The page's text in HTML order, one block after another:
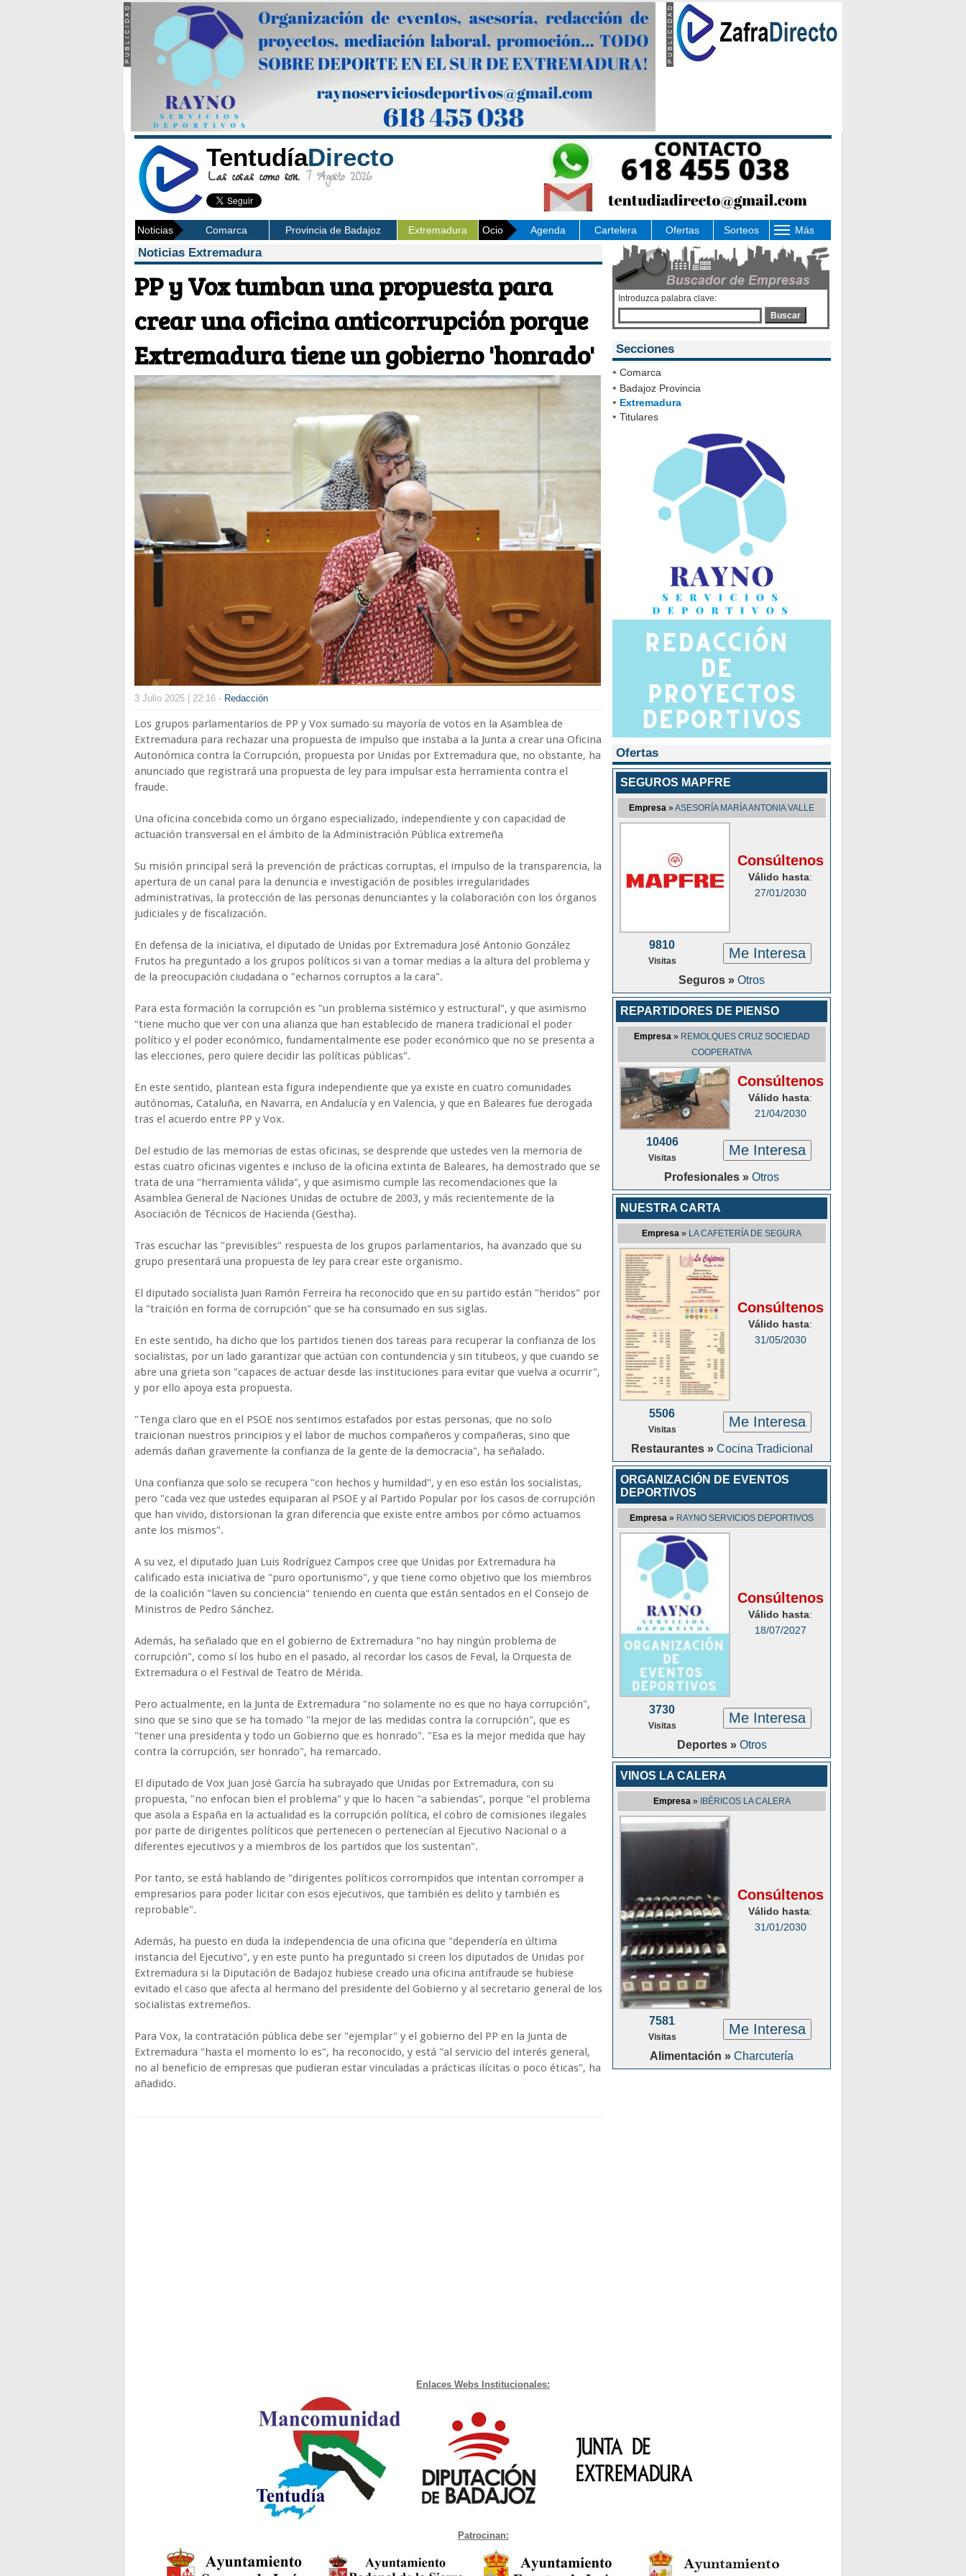
TentudíaDirecto
Las cosas como son. 7 Agosto 2026
Noticias Comarca Provincia de Badajoz Extremadura Ocio Agenda Cartelera Ofertas Sorteos Más
Noticias Extremadura
PP y Vox tumban una propuesta para
crear una oficina anticorrupción porque
Extremadura tiene un gobierno 'honrado'
3 Julio 2025 | 22:16 - Redacción
Los grupos parlamentarios de PP y Vox sumado su mayoría de votos en la Asamblea de
Extremadura para rechazar una propuesta de impulso que instaba a la Junta a crear una Oficina
Autonómica contra la Corrupción, propuesta por Unidas por Extremadura que, no obstante, ha
anunciado que registrará una propuesta de ley para impulsar esta herramienta contra el
fraude.
Una oficina concebida como un órgano especializado, independiente y con capacidad de
actuación transversal en el ámbito de la Administración Pública extremeña
Su misión principal será la prevención de prácticas corruptas, el impulso de la transparencia, la
apertura de un canal para la denuncia e investigación de posibles irregularidades
administrativas, la protección de las personas denunciantes y la colaboración con los órganos
judiciales y de fiscalización.
En defensa de la iniciativa, el diputado de Unidas por Extremadura José Antonio González
Frutos ha preguntado a los grupos políticos si van a tomar medias a la altura del problema y
de la preocupación ciudadana o "echarnos corruptos a la cara".
Para esta formación la corrupción es "un problema sistémico y estructural", y que asimismo
"tiene mucho que ver con una alianza que han establecido de manera tradicional el poder
político y el poder económico, fundamentalmente ese poder económico que no se presenta a
las elecciones, pero quiere decidir las políticas públicas".
En este sentido, plantean esta figura independiente que ya existe en cuatro comunidades
autónomas, Cataluña, en Navarra, en Andalucía y en Valencia, y que en Baleares fue derogada
tras el acuerdo entre PP y Vox.
Del estudio de las memorias de estas oficinas, se desprende que ustedes ven la memoria de
estas cuatro oficinas vigentes e incluso de la oficina extinta de Baleares, ha demostrado que se
trata de una "herramienta válida", y que asimismo cumple las recomendaciones que la
Asamblea General de Naciones Unidas de octubre de 2003, y más recientemente de la
Asociación de Técnicos de Hacienda (Gestha).
Tras escuchar las "previsibles" respuesta de los grupos parlamentarios, ha avanzado que su
grupo presentará una propuesta de ley para crear este organismo.
El diputado socialista Juan Ramón Ferreira ha reconocido que en su partido están "heridos" por
la "traición en forma de corrupción" que se ha consumado en sus siglas.
En este sentido, ha dicho que los partidos tienen dos tareas para recuperar la confianza de los
socialistas, por un lado garantizar que actúan con contundencia y sin titubeos, y que cuando se
abre una grieta son "capaces de actuar desde las instituciones para evitar que vuelva a ocurrir",
y por ello apoya esta propuesta.
"Tenga claro que en el PSOE nos sentimos estafados por estas personas, que no solo
traicionan nuestros principios y el labor de muchos compañeros y compañeras, sino que
además dañan gravemente la confianza de la gente de la democracia", ha señalado.
Una confianza que solo se recupera "con hechos y humildad", y en eso están los socialistas,
pero "cada vez que ustedes equiparan al PSOE y al Partido Popular por los casos de corrupción
que han vivido, distorsionan la gran diferencia que existe entre ambos por cómo actuamos
ante los mismos".
A su vez, el diputado Juan Luis Rodríguez Campos cree que Unidas por Extremadura ha
calificado esta iniciativa de "puro oportunismo", y que tiene como objetivo que los miembros
de la coalición "laven su conciencia" teniendo en cuenta que están sentados en el Consejo de
Ministros de Pedro Sánchez.
Además, ha señalado que en el gobierno de Extremadura "no hay ningún problema de
corrupción", como sí los hubo en el pasado, al recordar los casos de Feval, la Orquesta de
Extremadura o el Festival de Teatro de Mérida.
Pero actualmente, en la Junta de Extremadura "no solamente no es que no haya corrupción",
sino que se sino que se ha tomado "la mejor de las medidas contra la corrupción", que es
"tener una presidenta y todo un Gobierno que es honrado". "Esa es la mejor medida que hay
contra la corrupción, ser honrado", ha remarcado.
El diputado de Vox Juan José García ha subrayado que Unidas por Extremadura, con su
propuesta, "no enfocan bien el problema" y que lo hacen "a sabiendas", porque "el problema
que asola a España en la actualidad es la corrupción política, el cobro de comisiones ilegales
por parte de dirigentes políticos que pertenecen o pertenecían al Ejecutivo Nacional o a
diferentes ejecutivos y a miembros de los partidos que los sustentan".
Por tanto, se está hablando de "dirigentes políticos corrompidos que intentan corromper a
empresarios para poder licitar con esos ejecutivos, que también es delito y también es
reprobable".
Además, ha puesto en duda la independencia de una oficina que "dependería en última
instancia del Ejecutivo", y en este punto ha preguntado si creen los diputados de Unidas por
Extremadura si la Diputación de Badajoz hubiese creado una oficina antifraude se hubiese
evitado el caso que afecta al hermano del presidente del Gobierno y al secretario general de los
socialistas extremeños.
Para Vox, la contratación pública debe ser "ejemplar" y el gobierno del PP en la Junta de
Extremadura "hasta el momento lo es", ha reconocido, y está "al servicio del interés general,
no al beneficio de empresas que pudieran estar vinculadas a prácticas ilícitas o poco éticas", ha
añadido.
Introduzca palabra clave:
Buscar
Secciones
• Comarca
• Badajoz Provincia
• Extremadura
• Titulares
Ofertas
SEGUROS MAPFRE
Empresa »ASESORÍA MARÍA ANTONIA VALLE
Consúltenos
Válido hasta:
27/01/2030
9810
Visitas Me Interesa
Seguros » Otros
REPARTIDORES DE PIENSO
Empresa » REMOLQUES CRUZ SOCIEDAD
COOPERATIVA
Consúltenos
Válido hasta:
21/04/2030
10406
Visitas Me Interesa
Profesionales » Otros
NUESTRA CARTA
Empresa » LA CAFETERÍA DE SEGURA
Consúltenos
Válido hasta:
31/05/2030
5506
Visitas Me Interesa
Restaurantes » Cocina Tradicional
ORGANIZACIÓN DE EVENTOS
DEPORTIVOS
Empresa » RAYNO SERVICIOS DEPORTIVOS
Consúltenos
Válido hasta:
18/07/2027
3730
Visitas Me Interesa
Deportes » Otros
VINOS LA CALERA
Empresa » IBÉRICOS LA CALERA
Consúltenos
Válido hasta:
31/01/2030
7581
Visitas Me Interesa
Alimentación » Charcutería
Enlaces Webs Institucionales:
Patrocinan: